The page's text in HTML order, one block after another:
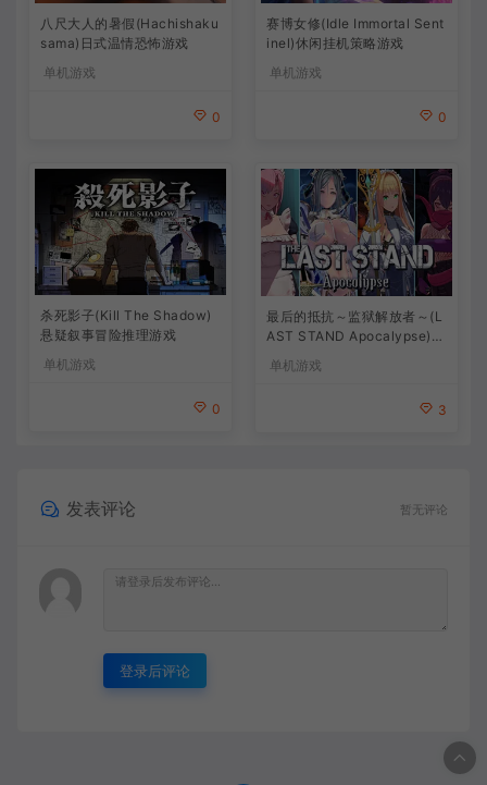
八尺大人的暑假(Hachishaku
sama)日式温情恐怖游戏
单机游戏
0
赛博女修(Idle Immortal Sent
inel)休闲挂机策略游戏
单机游戏
0
杀死影子(Kill The Shadow)
悬疑叙事冒险推理游戏
单机游戏
0
最后的抵抗～监狱解放者～(L
AST STAND Apocalypse)卡
单机游戏
3
发表评论 暂无评论
登录后评论